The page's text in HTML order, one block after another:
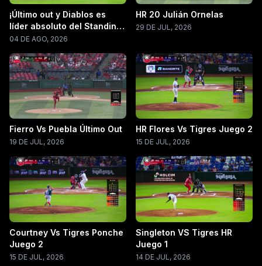
¡Último out y Diablos es
líder absoluto del Standing
LMB 2026!
04 DE AGO, 2026
HR 20 Julián Ornelas
29 DE JUL, 2026
Fierro Vs Puebla Último Out
19 DE JUL, 2026
HR Flores Vs Tigres Juego 2
15 DE JUL, 2026
Courtney Vs Tigres Ponche
Juego 2
15 DE JUL, 2026
Singleton VS Tigres HR
Juego 1
14 DE JUL, 2026